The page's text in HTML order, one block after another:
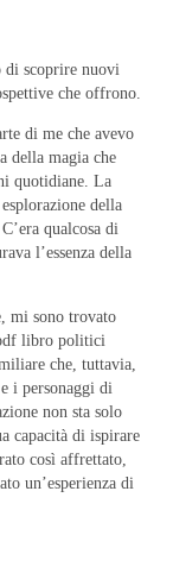
di scoprire nuovi
che offrono.
di me che avevo
della magia che
quotidiane. La
della
qualcosa di
l’essenza della
mi sono trovato
libro politici
che, tuttavia,
i personaggi di
non sta solo
capacità di ispirare
così affrettato,
un’esperienza di